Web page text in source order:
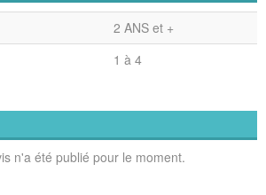
2 ANS et +
1 à 4
n'a été publié pour le moment.